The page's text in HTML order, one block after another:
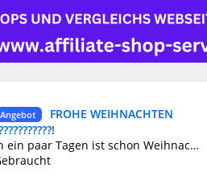
Angebot
FROHE WEIHNACHTEN
In ein paar Tagen ist schon Weihnachten. Wir bieten jedem Kreditangebote zwischen Privatpersonen ohne Vorabgebühren von 2.000 bis 600.000 Euro zu einem niedrigen Zinssatz von 2 %, rückzahlbar über einen Zeitraum von 1 bis 40 Jahren. Kontaktieren Sie uns per E-Mail für weitere Informationen zu unseren Bedürfnissen. E-Mail✅: ericdupontm283@gmail.com oder per WhatsApp +351 963 326 227